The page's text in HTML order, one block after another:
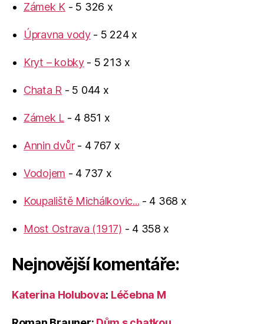
Zámek K - 5 326 x
Úpravna vody- 5 224 x
Kryt – kobky- 5 213 x
Chata R - 5 044 x
Zámek L - 4 851 x
Annin dvůr- 4 767 x
Vodojem - 4 737 x
Koupaliště Michálkovic... - 4 368 x
Most Ostrava (1917) - 4 358 x
Nejnovější komentáře:
Katerina Holubova: Léčebna M